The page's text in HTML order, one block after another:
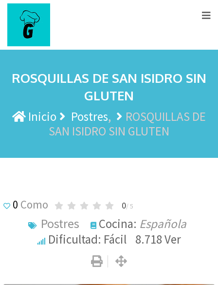
ROSQUILLAS DE SAN ISIDRO SIN
GLUTEN
Inicio Postres
ROSQUILLAS DE
SAN ISIDRO SIN GLUTEN
0 Como 0/ 5
Postres Cocina: Española
Dificultad: Fácil 8.718Ver